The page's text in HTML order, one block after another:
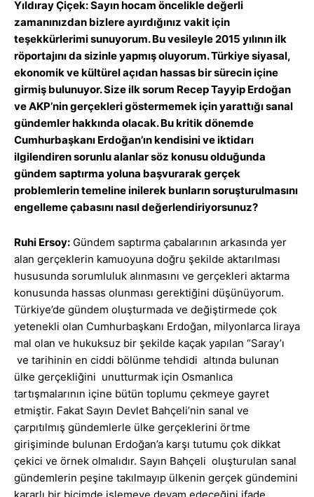
Yıldıray Çiçek: Sayın hocam öncelikle değerli
zamanınızdan bizlere ayırdığınız vakit için
teşekkürlerimi sunuyorum. Bu vesileyle 2015 yılının ilk
röportajını da sizinle yapmış oluyorum. Türkiye siyasal,
ekonomik ve kültürel açıdan hassas bir sürecin içine
girmiş bulunuyor. Size ilk sorum Recep Tayyip Erdoğan
ve AKP’nin gerçekleri göstermemek için yarattığı sanal
gündemler hakkında olacak. Bu kritik dönemde
Cumhurbaşkanı Erdoğan’ın kendisini ve iktidarı
ilgilendiren sorunlu alanlar söz konusu olduğunda
gündem saptırma yoluna başvurarak gerçek
problemlerin temeline inilerek bunların soruşturulmasını
engelleme çabasını nasıl değerlendiriyorsunuz?
Ruhi Ersoy: Gündem saptırma çabalarının arkasında yer
alan gerçeklerin kamuoyuna doğru şekilde aktarılması
hususunda sorumluluk alınmasını ve gerçekleri aktarma
konusunda hassas olunması gerektiğini düşünüyorum.
Türkiye’de gündem oluşturmada ve değiştirmede çok
yetenekli olan Cumhurbaşkanı Erdoğan, milyonlarca liraya
mal olan ve hukuksuz bir şekilde kaçak yapılan “Saray’ı
ve tarihinin en ciddi bölünme tehdidi altında bulunan
ülke gerçekliğini unutturmak için Osmanlıca
tartışmalarının içine bütün toplumu çekmeye gayret
etmiştir. Fakat Sayın Devlet Bahçeli’nin sanal ve
çarpıtılmış gündemlerle ülke gerçeklerini örtme
girişiminde bulunan Erdoğan’a karşı tutumu çok dikkat
çekici ve örnek olmalıdır. Sayın Bahçeli oluşturulan sanal
gündemlerin peşine takılmayıp ülkenin gerçek gündemini